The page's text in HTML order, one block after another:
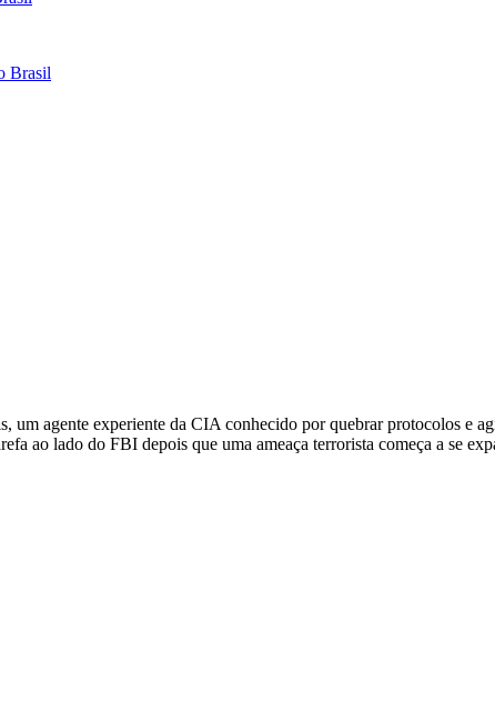
Brasil
um agente experiente da CIA conhecido por quebrar protocolos e
ao lado do FBI depois que uma ameaça terrorista começa a se